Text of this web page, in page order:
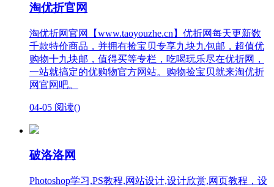
淘优折官网
淘优折网官网【www.taoyouzhe.cn】优折网每天更新数
千款特价商品，并拥有捡宝贝专享九块九包邮，超值优
购物十九块邮，值得买等专栏，吃喝玩乐尽在优折网，
一站就搞定的优购物官方网站。购物捡宝贝就来淘优折
网官网吧。
04-05 阅读()
破洛洛网
Photoshop学习,PS教程,网站设计,设计欣赏,网页教程，设